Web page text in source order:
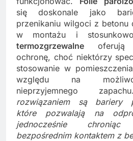
się doskonale jako
przenikaniu wilgoci z betonu
w montażu i
termozgrzewalne oferują
ochronę, choć niektórzy
stosowanie w
względu na
nieprzyjemnego
rozwiązaniem są bariery
które pozwalają na
jednocześnie
bezpośrednim kontaktem z